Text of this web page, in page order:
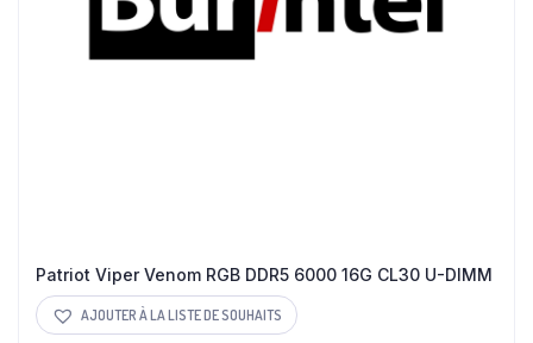
Patriot Viper Venom RGB DDR5 6000 16G CL30 U-DIMM
AJOUTER À LA LISTE DE SOUHAITS